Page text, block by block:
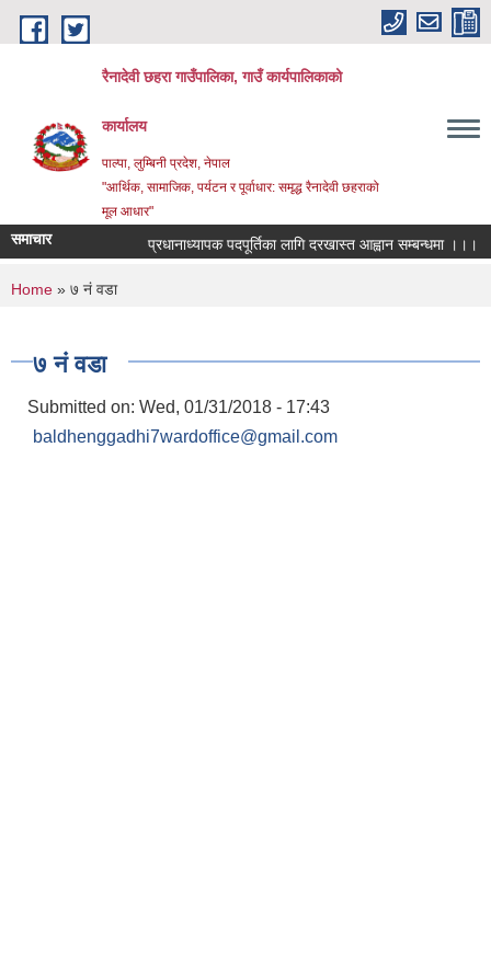
Skip to main content
रैनादेवी छहरा गाउँपालिका, गाउँ कार्यपालिकाको
कार्यालय
पाल्पा, लुम्बिनी प्रदेश, नेपाल
"आर्थिक, सामाजिक, पर्यटन र पूर्वाधार: समृद्ध रैनादेवी छहराको
मूल आधार"
समाचार प्रधानाध्यापक पदपूर्तिका लागि दरखास्त आह्वान सम्बन्धमा ।।।
You are here
Home » ७ नं वडा
७ नं वडा
Submitted on: Wed, 01/31/2018 - 17:43
baldhenggadhi7wardoffice@gmail.com